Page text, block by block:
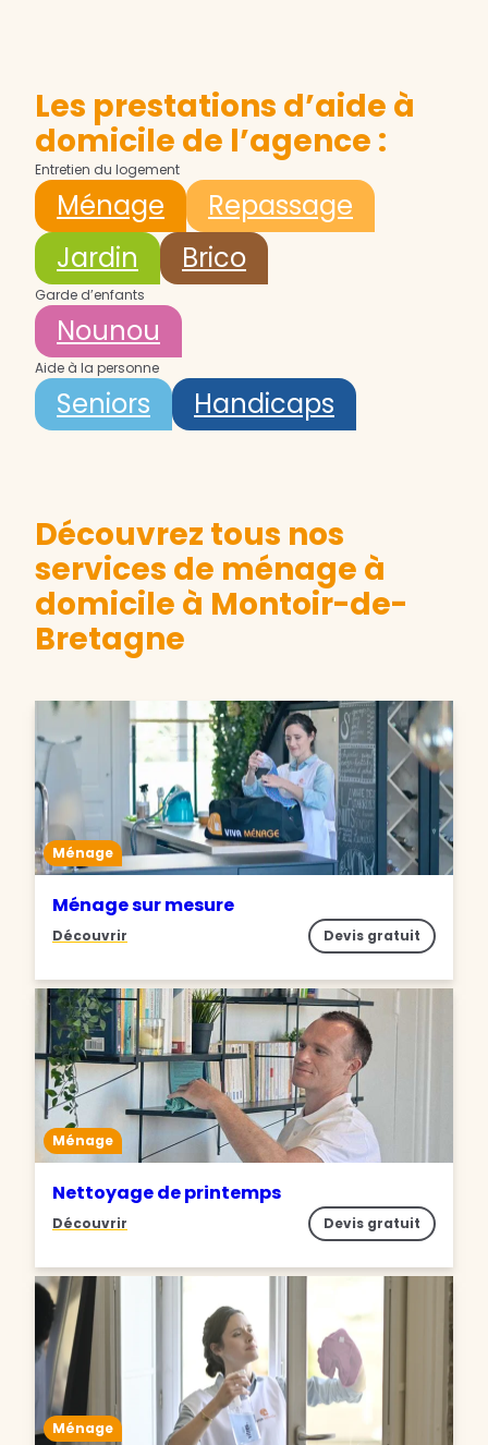
Les prestations d’aide à
domicile de l’agence :
Entretien du logement
Ménage
Repassage
Jardin
Brico
Garde d’enfants
Nounou
Aide à la personne
Seniors Handicaps
Découvrez tous nos
services de ménage à
domicile à Montoir-de-
Bretagne
Ménage
Ménage sur mesure
Découvrir Devis gratuit
Ménage
Nettoyage de printemps
Découvrir Devis gratuit
Ménage